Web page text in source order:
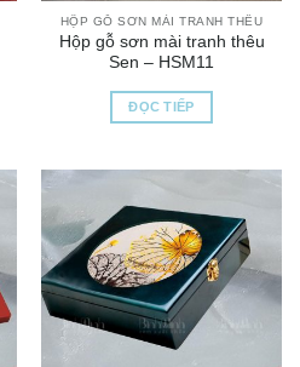
HỘP GỖ SƠN MÀI TRANH THÊU
Hộp gỗ sơn mài tranh thêu
Sen – HSM11
ĐỌC TIẾP